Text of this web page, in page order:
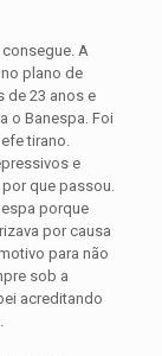
A
plano de
de 23 anos e
o Banespa. Foi
tirano.
e
que passou.
porque
por causa
para não
sob a
acreditando